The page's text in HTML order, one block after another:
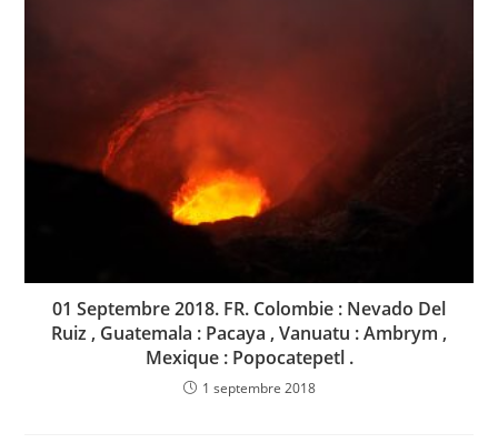
01 Septembre 2018. FR. Colombie : Nevado Del
Ruiz , Guatemala : Pacaya , Vanuatu : Ambrym ,
Mexique : Popocatepetl .
1 septembre 2018